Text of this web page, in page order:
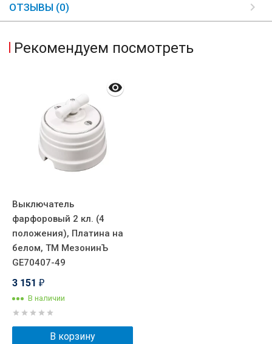
ОТЗЫВЫ (0)
Рекомендуем посмотреть
Выключатель
фарфоровый 2 кл. (4
положения), Платина на
белом, ТМ МезонинЪ
GE70407-49
3 151 ₽
В наличии
В корзину